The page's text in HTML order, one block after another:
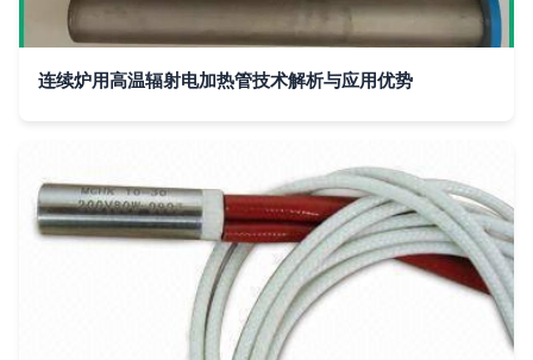
连续炉用高温辐射电加热管技术解析与应用优势